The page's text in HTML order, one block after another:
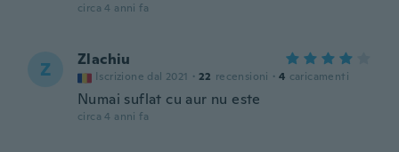
circa 4 anni fa
Z Zlachiu
Iscrizione dal 2021 · 22 recensioni · 4 caricamenti
Numai suflat cu aur nu este
circa 4 anni fa